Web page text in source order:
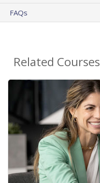
FAQs
Related Courses